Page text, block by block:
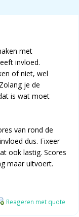
met
invloed.
of niet, wel
je de
is wat moet
van rond de
dus. Fixeer
ook lastig. Scores
maar uitvoert.
Reageren met quote